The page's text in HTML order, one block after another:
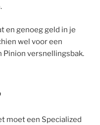
en genoeg geld in je
wel voor een
Pinion versnellingsbak.
moet een Specialized